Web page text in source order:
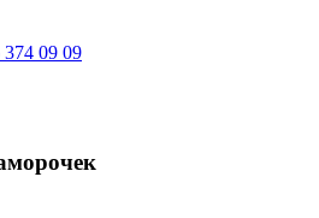
374 09 09